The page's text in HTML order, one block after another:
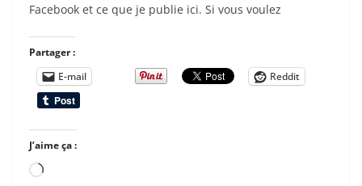
Facebook et ce que je publie ici. Si vous voulez
Partager :
E-mail
Reddit
J’aime ça :
Chargement…